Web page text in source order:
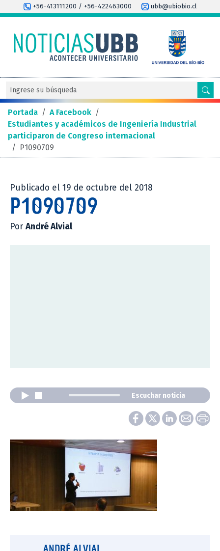
+56-413111200 / +56-422463000 ubb@ubiobio.cl
Portada / A Facebook /
Estudiantes y académicos de Ingeniería Industrial
participaron de Congreso internacional
/ P1090709
Publicado el 19 de octubre del 2018
P1090709
Por André Alvial
Escuchar noticia
ANDRÉ ALVIAL